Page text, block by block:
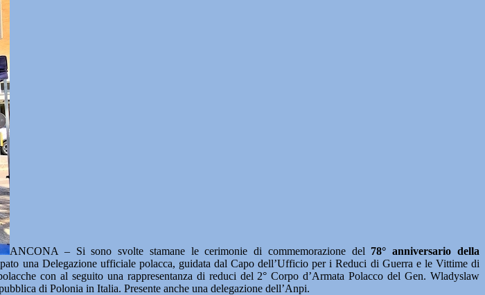
ANCONA – Si sono svolte stamane le cerimonie di commemorazione del 78° anniversario della
una Delegazione ufficiale polacca, guidata dal Capo dell’Ufficio per i Reduci di Guerra e le Vittime di
con al seguito una rappresentanza di reduci del 2° Corpo d’Armata Polacco del Gen. Wladyslaw
di Polonia in Italia. Presente anche una delegazione dell’Anpi.